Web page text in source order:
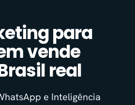
para
vende
real
e Inteligência